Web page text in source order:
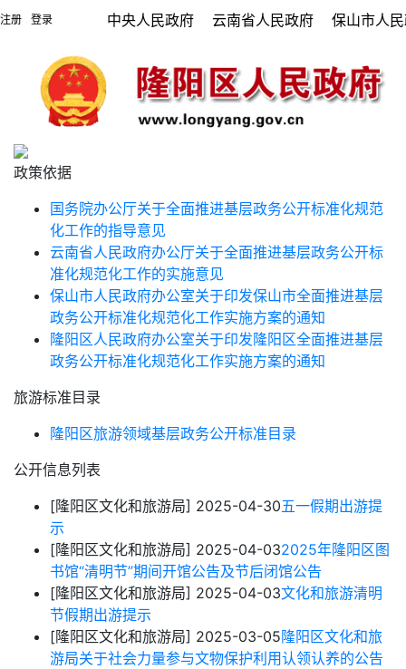
注册 登录 中央人民政府 云南省人民政府 保山市人
政策依据
国务院办公厅关于全面推进基层政务公开标准化规范
化工作的指导意见
云南省人民政府办公厅关于全面推进基层政务公开标
准化规范化工作的实施意见
保山市人民政府办公室关于印发保山市全面推进基层
政务公开标准化规范化工作实施方案的通知
隆阳区人民政府办公室关于印发隆阳区全面推进基层
政务公开标准化规范化工作实施方案的通知
旅游标准目录
隆阳区旅游领域基层政务公开标准目录
公开信息列表
[隆阳区文化和旅游局] 2025-04-30五一假期出游提
示
[隆阳区文化和旅游局] 2025-04-032025年隆阳区图
书馆“清明节”期间开馆公告及节后闭馆公告
[隆阳区文化和旅游局] 2025-04-03文化和旅游清明
节假期出游提示
[隆阳区文化和旅游局] 2025-03-05隆阳区文化和旅
游局关于社会力量参与文物保护利用认领认养的公告